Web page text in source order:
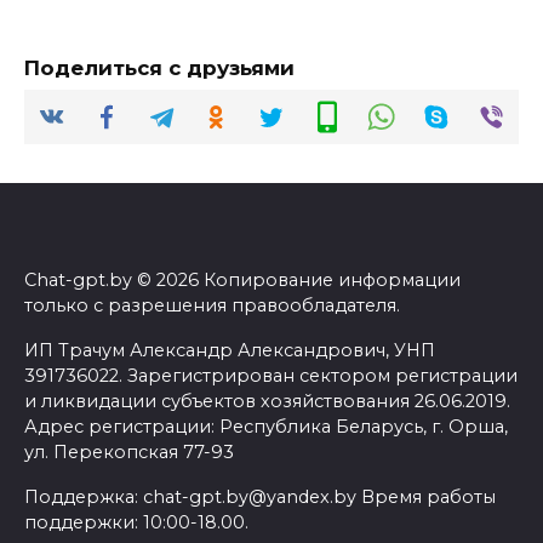
Поделиться с друзьями
Chat-gpt.by © 2026 Копирование информации
только с разрешения правообладателя.
ИП Трачум Александр Александрович, УНП
391736022. Зарегистрирован сектором регистрации
и ликвидации субъектов хозяйствования 26.06.2019.
Адрес регистрации: Республика Беларусь, г. Орша,
ул. Перекопская 77-93
Поддержка: chat-gpt.by@yandex.by Время работы
поддержки: 10:00-18.00.